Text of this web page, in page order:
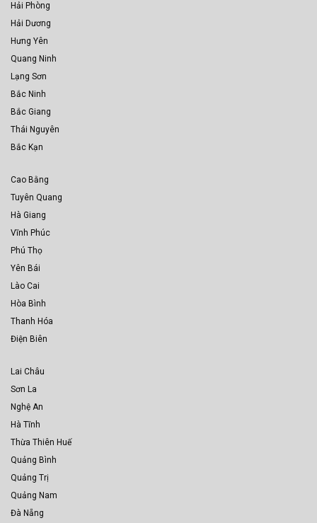
Hải Phòng
Hải Dương
Hưng Yên
Quang Ninh
Lạng Sơn
Bắc Ninh
Bắc Giang
Thái Nguyên
Bắc Kạn
Cao Bằng
Tuyên Quang
Hà Giang
Vĩnh Phúc
Phú Thọ
Yên Bái
Lào Cai
Hòa Bình
Thanh Hóa
Điện Biên
Lai Châu
Sơn La
Nghệ An
Hà Tĩnh
Thừa Thiên Huế
Quảng Bình
Quảng Trị
Quảng Nam
Đà Nẵng